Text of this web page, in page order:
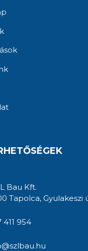
Bau Kft.
Tapolca, Gyulakeszi
411 954